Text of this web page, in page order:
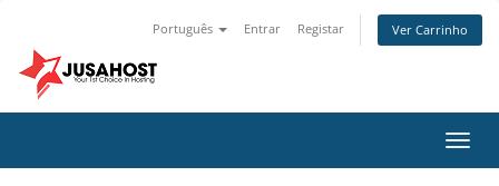
Português Entrar Registar Ver Carrinho